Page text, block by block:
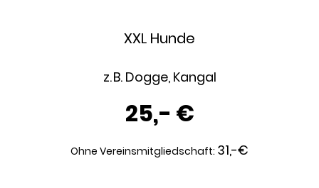
XXL Hunde
z. B. Dogge, Kangal
25,- €
Ohne Vereinsmitgliedschaft: 31,-€